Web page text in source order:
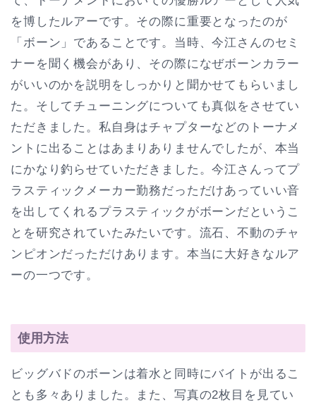
を博したルアーです。その際に重要となったのが
「ボーン」であることです。当時、今江さんのセミ
ナーを聞く機会があり、その際になぜボーンカラー
がいいのかを説明をしっかりと聞かせてもらいまし
た。そしてチューニングについても真似をさせてい
ただきました。私自身はチャプターなどのトーナメ
ントに出ることはあまりありませんでしたが、本当
にかなり釣らせていただきました。今江さんってプ
ラスティックメーカー勤務だっただけあっていい音
を出してくれるプラスティックがボーンだというこ
とを研究されていたみたいです。流石、不動のチャ
ンピオンだっただけあります。本当に大好きなルア
ーの一つです。
使用方法
ビッグバドのボーンは着水と同時にバイトが出るこ
とも多々ありました。また、写真の2枚目を見てい